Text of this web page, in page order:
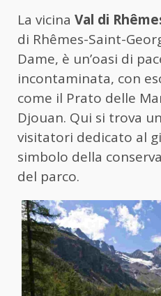
La vicina Val di
di Rhêmes-Saint-
Dame, è un’oasi di
incontaminata, con
come il Prato delle
Djouan. Qui si trova
visitatori dedicato al
simbolo della
del parco.